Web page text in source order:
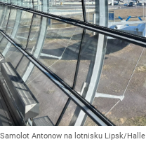
Samolot Antonow na lotnisku Lipsk/Halle